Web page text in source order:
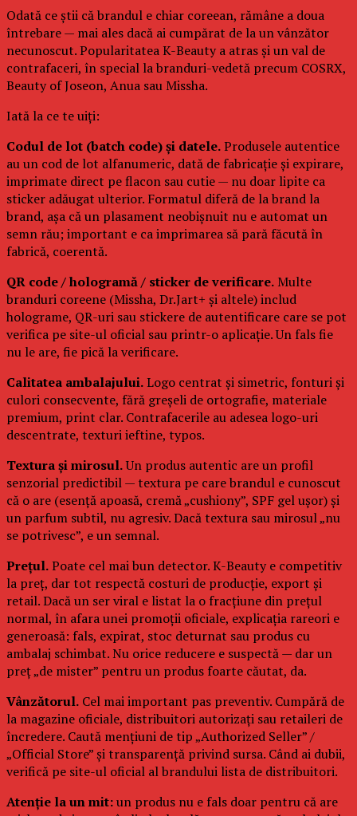
Odată ce știi că brandul e chiar coreean, rămâne a doua
întrebare — mai ales dacă ai cumpărat de la un vânzător
necunoscut. Popularitatea K-Beauty a atras și un val de
contrafaceri, în special la branduri-vedetă precum COSRX,
Beauty of Joseon, Anua sau Missha.
Iată la ce te uiți:
Codul de lot (batch code) și datele.Produsele autentice
au un cod de lot alfanumeric, dată de fabricație și expirare,
imprimate direct pe flacon sau cutie — nu doar lipite ca
sticker adăugat ulterior. Formatul diferă de la brand la
brand, așa că un plasament neobișnuit nu e automat un
semn rău; important e ca imprimarea să pară făcută în
fabrică, coerentă.
QR code / hologramă / sticker de verificare.Multe
branduri coreene (Missha, Dr.Jart+ și altele) includ
holograme, QR-uri sau stickere de autentificare care se pot
verifica pe site-ul oficial sau printr-o aplicație. Un fals fie
nu le are, fie pică la verificare.
Calitatea ambalajului.Logo centrat și simetric, fonturi și
culori consecvente, fără greșeli de ortografie, materiale
premium, print clar. Contrafacerile au adesea logo-uri
descentrate, texturi ieftine, typos.
Textura și mirosul.Un produs autentic are un profil
senzorial predictibil — textura pe care brandul e cunoscut
că o are (esență apoasă, cremă „cushiony”, SPF gel ușor) și
un parfum subtil, nu agresiv. Dacă textura sau mirosul „nu
se potrivesc”, e un semnal.
Prețul.Poate cel mai bun detector. K-Beauty e competitiv
la preț, dar tot respectă costuri de producție, export și
retail. Dacă un ser viral e listat la o fracțiune din prețul
normal, în afara unei promoții oficiale, explicația rareori e
generoasă: fals, expirat, stoc deturnat sau produs cu
ambalaj schimbat. Nu orice reducere e suspectă — dar un
preț „de mister” pentru un produs foarte căutat, da.
Vânzătorul. Cel mai important pas preventiv. Cumpără de
la magazine oficiale, distribuitori autorizați sau retaileri de
încredere. Caută mențiuni de tip „Authorized Seller” /
„Official Store” și transparență privind sursa. Când ai dubii,
verifică pe site-ul oficial al brandului lista de distribuitori.
Atenție la un mit:un produs nu e fals doar pentru că are